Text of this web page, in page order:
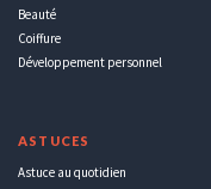
Beauté
Coiffure
Développement personnel
ASTUCES
Astuce au quotidien